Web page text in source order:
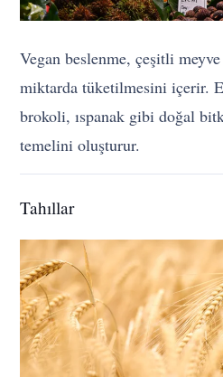
Vegan beslenme, çeşitli
miktarda tüketilmesini içerir.
brokoli, ıspanak gibi doğal
temelini oluşturur.
Tahıllar